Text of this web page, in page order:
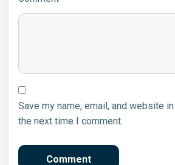
Save my name, email, and website
the next time I comment.